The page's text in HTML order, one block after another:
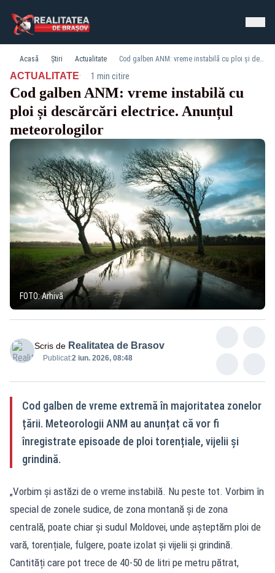
Acasă Știri Actualitate Cod galben ANM: vreme instabilă cu ploi și descărcări electrice. Anunțul meteorologilor
ACTUALITATE· 1 min citire
Cod galben ANM: vreme instabilă cu
ploi și descărcări electrice. Anunțul
meteorologilor
FOTO: Arhivă
Scris de Realitatea de Brasov
Publicat:2 iun. 2026, 08:48
Cod galben de vreme extremă în majoritatea zonelor
țării. Meteorologii ANM au anunțat că vor fi
înregistrate episoade de ploi torențiale, vijelii și
grindină.
„Vorbim și astăzi de o vreme instabilă. Nu peste tot. Vorbim în
special de zonele sudice, de zona montană și de zona
centrală, poate chiar și sudul Moldovei, unde așteptăm ploi de
vară, torențiale, fulgere, poate izolat și vijelii și grindină.
Cantități care pot trece de 40-50 de litri pe metru pătrat,